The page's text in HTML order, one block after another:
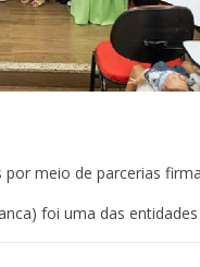
meio de parcerias
foi uma das